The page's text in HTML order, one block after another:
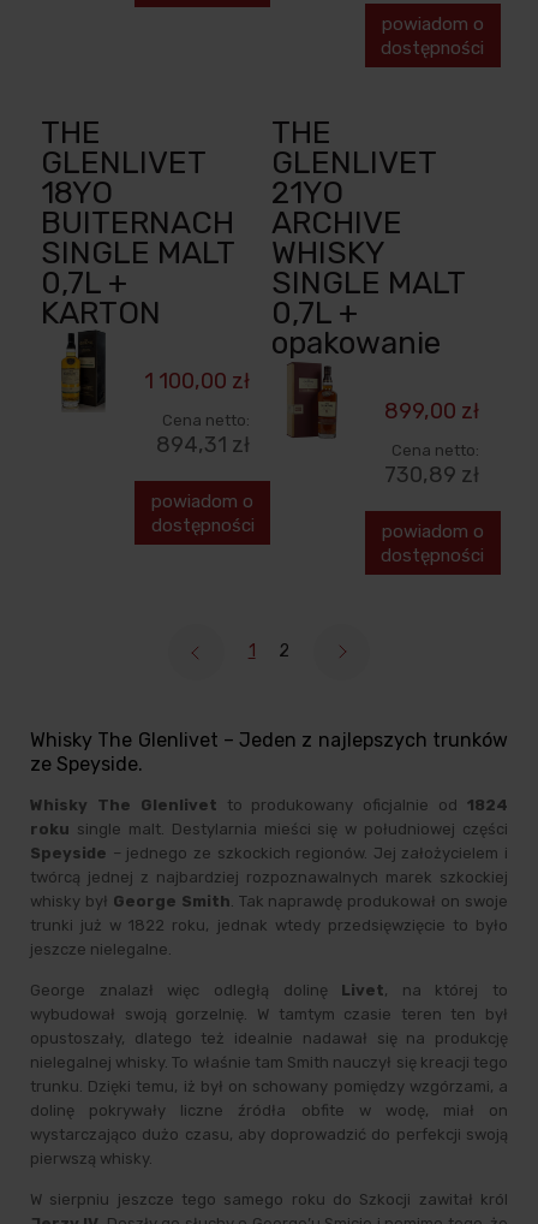
powiadom o
dostępności
THE
GLENLIVET
18YO
BUITERNACH
SINGLE MALT
0,7L +
KARTON
1 100,00 zł
Cena netto:
894,31 zł
powiadom o
dostępności
THE
GLENLIVET
21YO
ARCHIVE
WHISKY
SINGLE MALT
0,7L +
opakowanie
899,00 zł
Cena netto:
730,89 zł
powiadom o
dostępności
1 2
Whisky The Glenlivet – Jeden z najlepszych trunków
ze Speyside.
Whisky The Glenlivet to produkowany oficjalnie od1824
roku single malt. Destylarnia mieści się w południowej części
Speyside – jednego ze szkockich regionów. Jej założycielem i
twórcą jednej z najbardziej rozpoznawalnych marek szkockiej
whisky był George Smith. Tak naprawdę produkował on swoje
trunki już w 1822 roku, jednak wtedy przedsięwzięcie to było
jeszcze nielegalne.
George znalazł więc odległą dolinę Livet, na której to
wybudował swoją gorzelnię. W tamtym czasie teren ten był
opustoszały, dlatego też idealnie nadawał się na produkcję
nielegalnej whisky. To właśnie tam Smith nauczył się kreacji tego
trunku. Dzięki temu, iż był on schowany pomiędzy wzgórzami, a
dolinę pokrywały liczne źródła obfite w wodę, miał on
wystarczająco dużo czasu, aby doprowadzić do perfekcji swoją
pierwszą whisky.
W sierpniu jeszcze tego samego roku do Szkocji zawitał król